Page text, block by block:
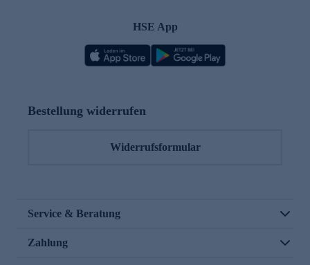
HSE App
Bestellung widerrufen
Widerrufsformular
Service & Beratung
Zahlung